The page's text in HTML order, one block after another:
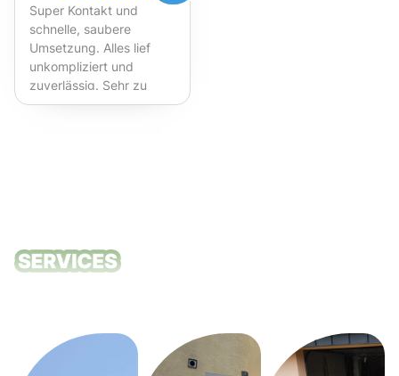
Super Kontakt und
schnelle, saubere
Umsetzung. Alles lief
unkompliziert und
zuverlässig. Sehr zu
empfehlen!